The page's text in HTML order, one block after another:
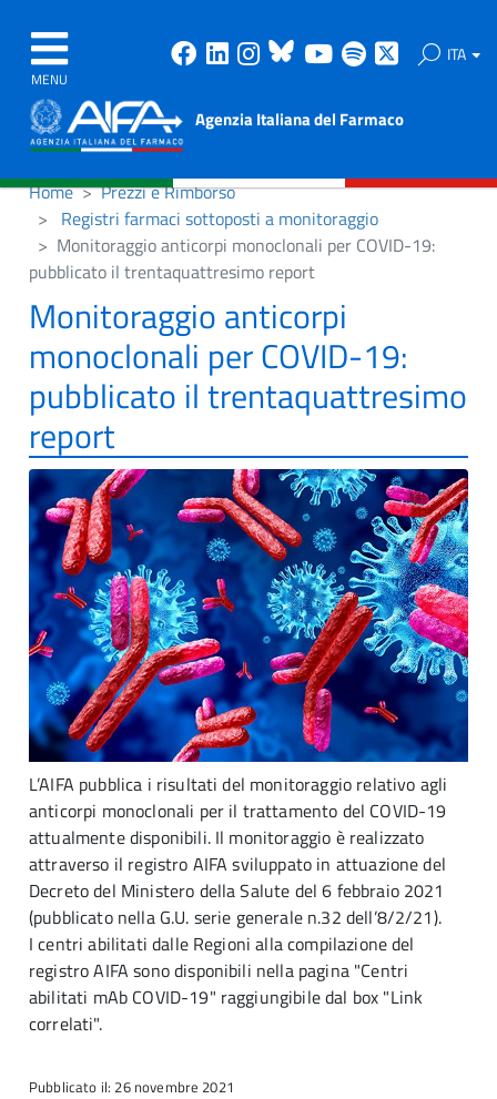
MENU
Facebook
Linkedin
Instagram
Bluesky
Youtube
Spotify ITA
Agenzia Italiana del Farmaco
Home
Prezzi e Rimborso
Registri farmaci sottoposti a monitoraggio
Monitoraggio anticorpi monoclonali per COVID-19:
pubblicato il trentaquattresimo report
Monitoraggio anticorpi
monoclonali per COVID-19:
pubblicato il trentaquattresimo
report
L’AIFA pubblica i risultati del monitoraggio relativo agli
anticorpi monoclonali per il trattamento del COVID-19
attualmente disponibili. Il monitoraggio è realizzato
attraverso il registro AIFA sviluppato in attuazione del
Decreto del Ministero della Salute del 6 febbraio 2021
(pubblicato nella G.U. serie generale n.32 dell’8/2/21).
I centri abilitati dalle Regioni alla compilazione del
registro AIFA sono disponibili nella pagina "Centri
abilitati mAb COVID-19" raggiungibile dal box "Link
correlati".
Pubblicato il: 26 novembre 2021